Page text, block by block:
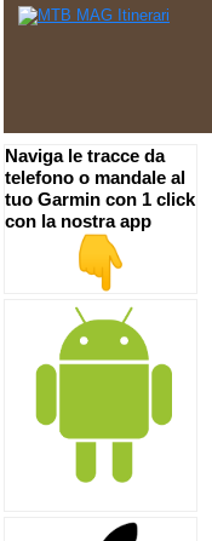
Naviga le tracce da
telefono o mandale al
tuo Garmin con 1 click
con la nostra app